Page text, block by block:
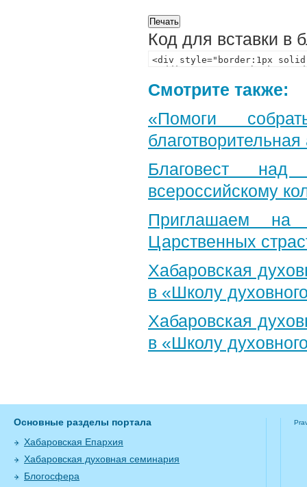
Код для вставки в
Смотрите также:
«Помоги
Благовест
всероссийскому
Приглашаем на
Царственных
Хабаровская
в «Школу
Хабаровская
в «Школу
Основные разделы портала
Хабаровская Епархия
Хабаровская духовная семинария
Блогосфера